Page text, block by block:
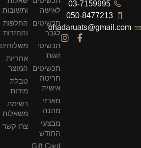
03-7159995
050-8477213
ohadaruats@gmail.com
לאישה
תכשיטים
לגבר
תכשיטי
זוגות
תכשיטים
חריטה
אישית
מארזי
מתנה
מבצעי
החודש
Gift Card
ותשובות
החלפות
והחזרות
משלוחים
אחריות
המוצר
טבלת
מידות
רשימת
משאלות
צרו קשר